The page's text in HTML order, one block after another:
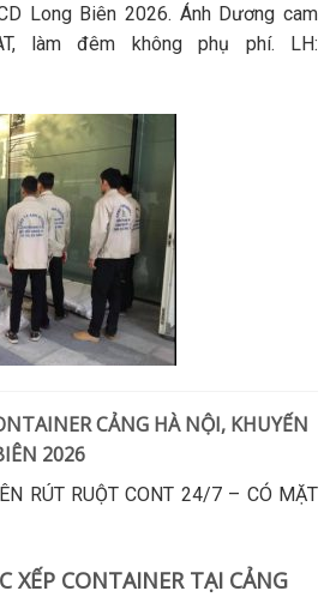
Long Biên 2026. Ánh Dương cam
làm đêm không phụ phí. LH:
CẢNG HÀ NỘI, KHUYẾN
2026
RÚT RUỘT CONT 24/7 – CÓ MẶT
XẾP CONTAINER TẠI CẢNG